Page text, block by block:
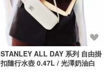
STANLEY ALL DAY 系列 自由掛
扣隨行水壺 0.47L / 光澤奶油白